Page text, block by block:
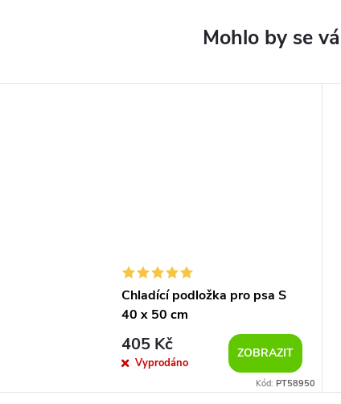
Chladící podložka pro psa S
40 x 50 cm
405 Kč
Vyprodáno
ZOBRAZIT
Kód: PT58950